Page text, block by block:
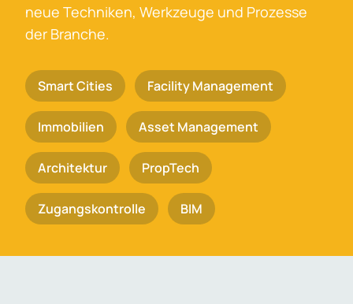
neue Techniken, Werkzeuge und Prozesse
der Branche.
Smart Cities Facility Management
Immobilien Asset Management
Architektur PropTech
Zugangskontrolle BIM